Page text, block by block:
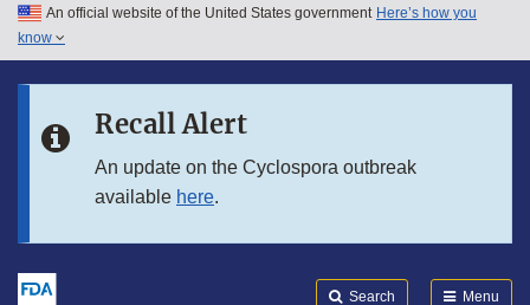
Skip to main content
Skip to in this section menu
An official website of the United States government Here’s how you
know
Recall Alert
An update on the Cyclospora outbreak
available here.
Search Menu